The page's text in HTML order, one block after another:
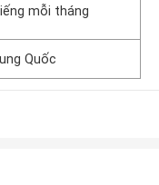
mỗi tháng
Quốc